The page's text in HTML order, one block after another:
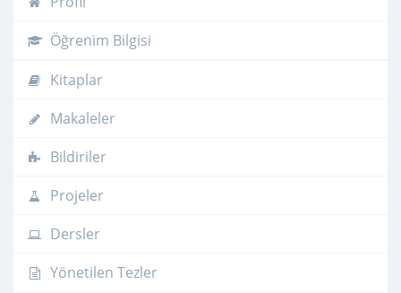
Öğrenim Bilgisi
Kitaplar
Makaleler
Bildiriler
Projeler
Dersler
Yönetilen Tezler